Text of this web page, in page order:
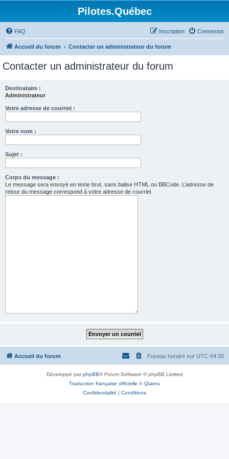
Pilotes.Québec
FAQ Connexion
Inscription
Accueil du forum Contacter un administrateur du forum
Contacter un administrateur du forum
Destinataire :
Administrateur
Votre adresse de courriel :
Votre nom :
Sujet :
Corps du message :
Le message sera envoyé en texte brut, sans balise HTML ou BBCode. L’adresse de
retour du message correspond à votre adresse de courriel.
Accueil du forum Fuseau horaire sur UTC-04:00
Développé parphpBB® Forum Software © phpBB Limited
Traduction française officielle ©Qiaeru
Confidentialité | Conditions